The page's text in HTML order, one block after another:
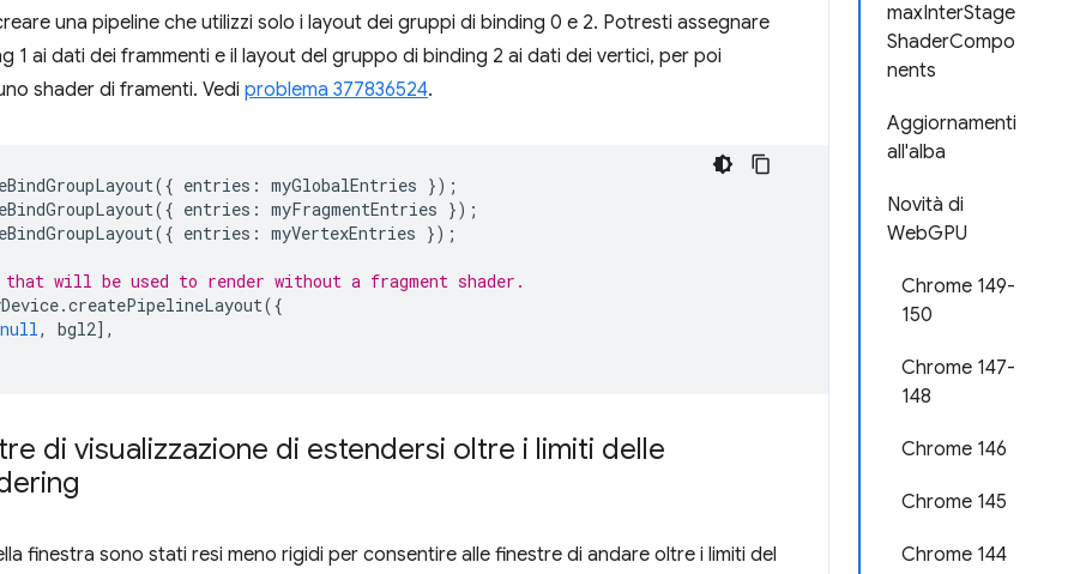
maxInterStage
ShaderCompo
nents
Aggiornamenti
all'alba
Novità di
WebGPU
Chrome 149-
150
Chrome 147-
148
Chrome 146
Chrome 145
Chrome 144
una pipeline che utilizzi solo i layout dei gruppi di binding 0 e 2. Potresti assegnare
1 ai dati dei frammenti e il layout del gruppo di binding 2 ai dati dei vertici, per poi
shader di framenti. Vedi problema 377836524.
({ entries : myGlobalEntries });
({ entries : myFragmentEntries });
({ entries : myVertexEntries });
will be used to render without a fragment shader.
.createPipelineLayout({
null, bgl2],
di visualizzazione di estendersi oltre i limiti delle
finestra sono stati resi meno rigidi per consentire alle finestre di andare oltre i limiti del